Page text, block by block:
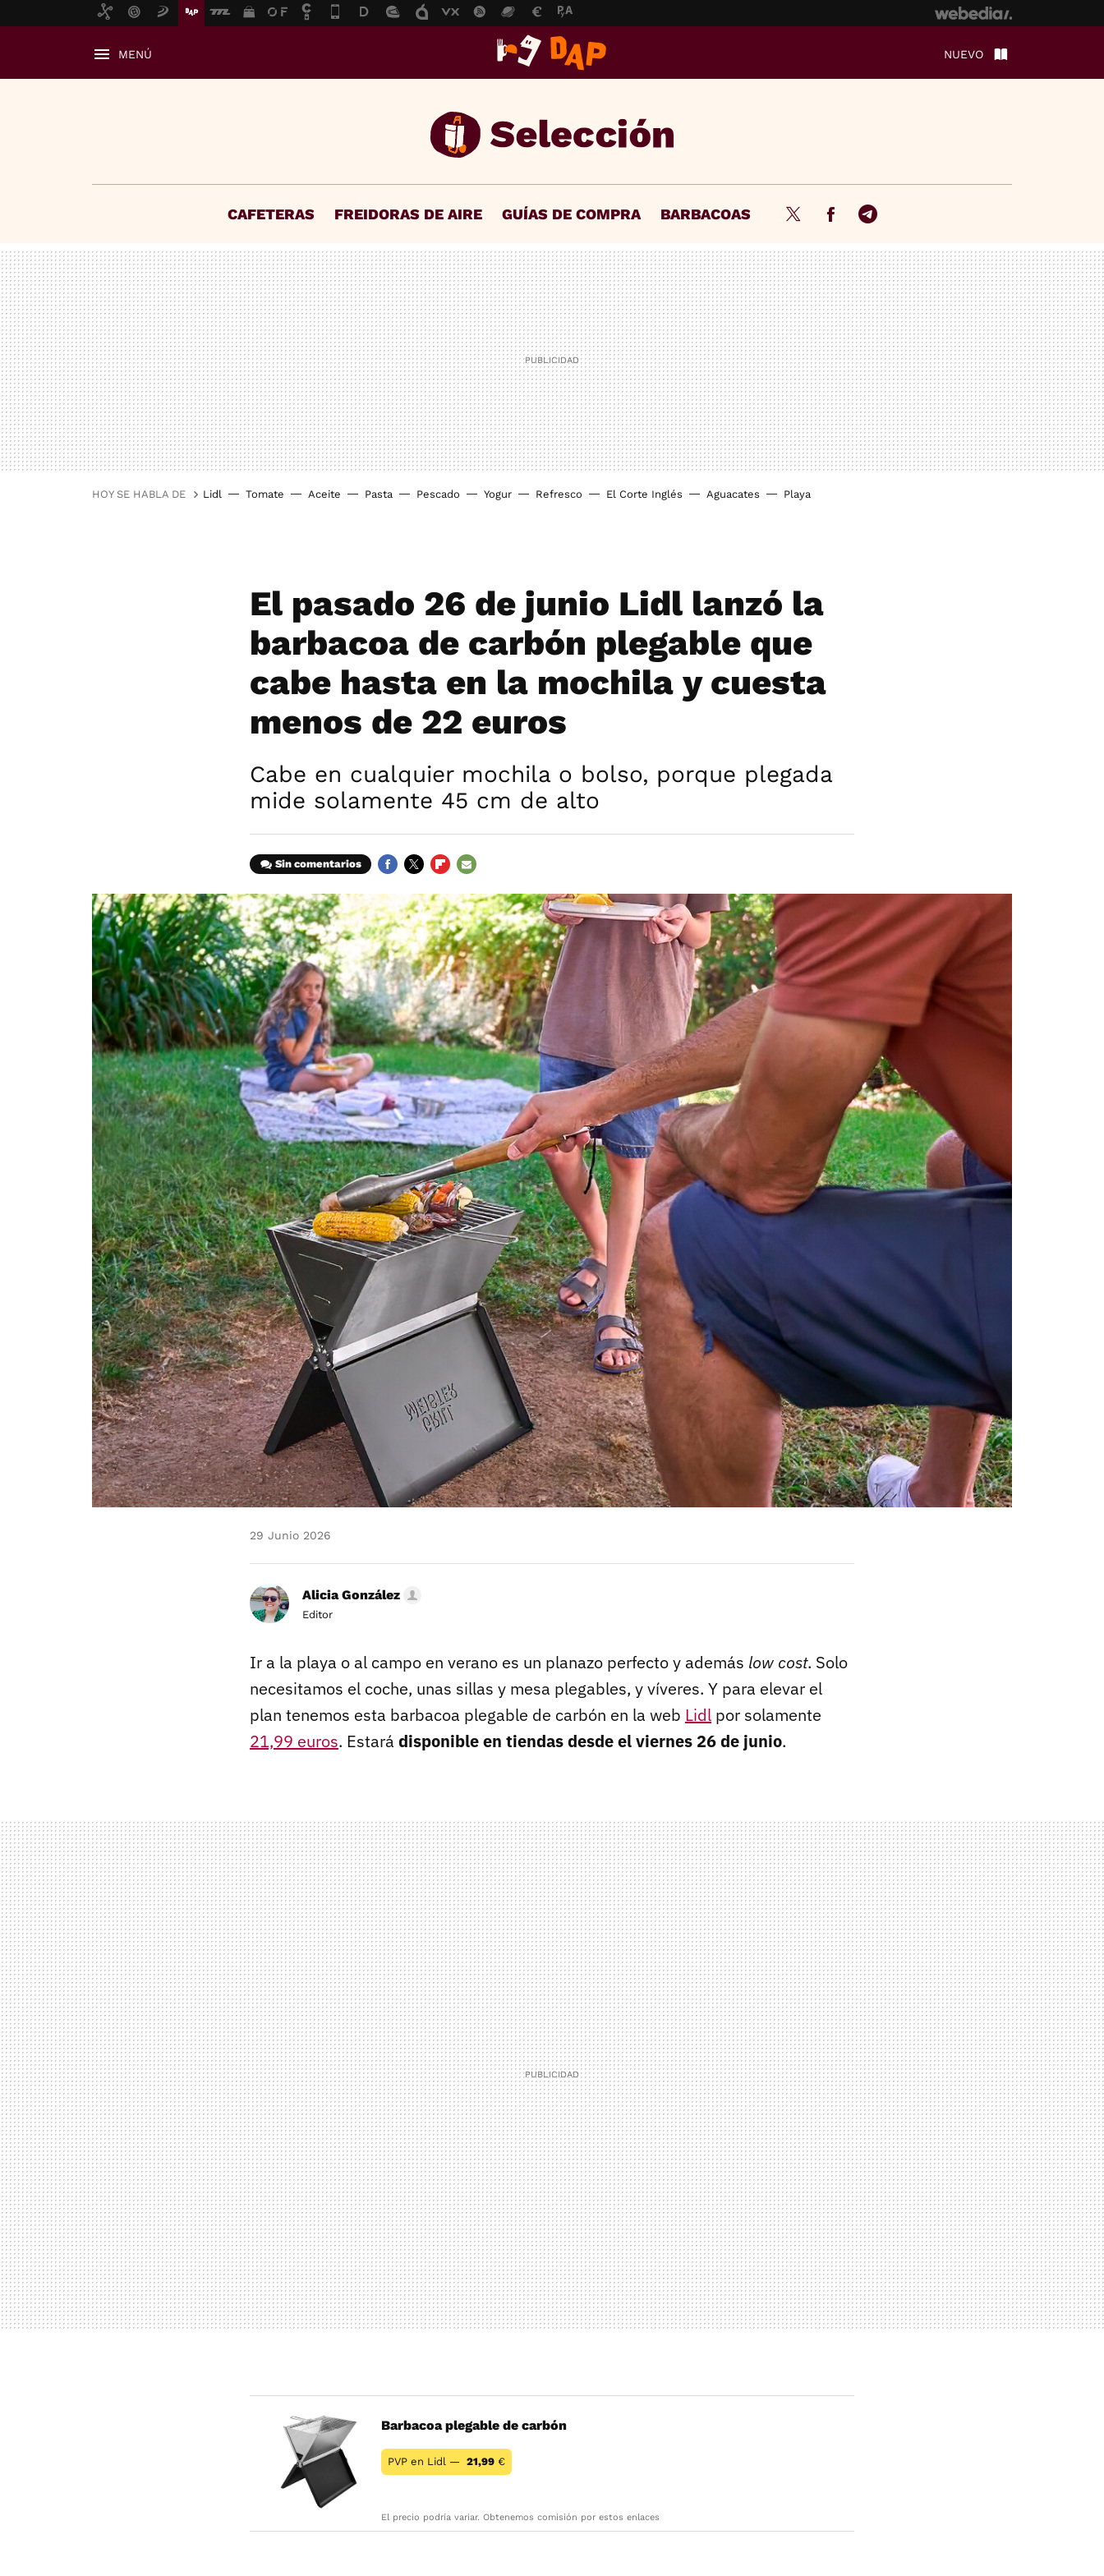
MENÚ NUEVO
CAFETERAS FREIDORAS DE AIRE GUÍAS DE COMPRA BARBACOAS Twitter FacebookTelegram
HOY SE HABLA DE Lidl Tomate Aceite Pasta Pescado Yogur Refresco El Corte Inglés Aguacates Playa
El pasado 26 de junio Lidl lanzó la
barbacoa de carbón plegable que
cabe hasta en la mochila y cuesta
menos de 22 euros
Cabe en cualquier mochila o bolso, porque plegada
mide solamente 45 cm de alto
Sin comentarios
MAIL
29 Junio 2026
Alicia González
Editor
Ir a la playa o al campo en verano es un planazo perfecto y además low cost. Solo
necesitamos el coche, unas sillas y mesa plegables, y víveres. Y para elevar el
plan tenemos esta barbacoa plegable de carbón en la web Lidl por solamente
21,99 euros. Estará disponible en tiendas desde el viernes 26 de junio.
Barbacoa plegable de carbón
PVP en Lidl — 21,99 €
El precio podría variar. Obtenemos comisión por estos enlaces